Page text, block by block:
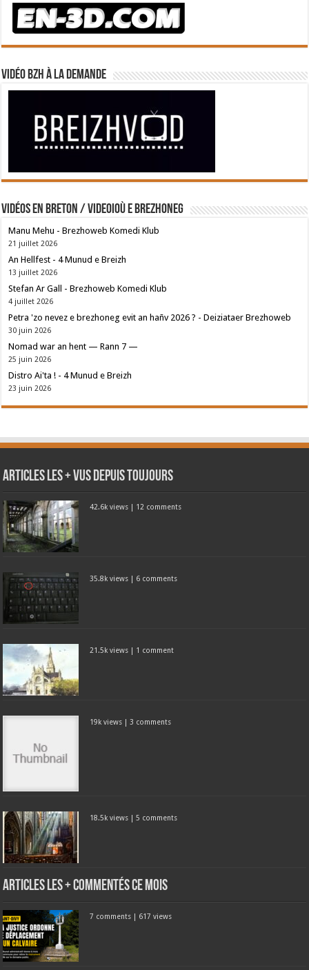
Vidéo BZH à la demande
Vidéos en breton / Videoioù e brezhoneg
Manu Mehu - Brezhoweb Komedi Klub
21 juillet 2026
An Hellfest - 4 Munud e Breizh
13 juillet 2026
Stefan Ar Gall - Brezhoweb Komedi Klub
4 juillet 2026
Petra 'zo nevez e brezhoneg evit an hañv 2026 ? - Deiziataer Brezhoweb
30 juin 2026
Nomad war an hent — Rann 7 —
25 juin 2026
Distro Ai'ta ! - 4 Munud e Breizh
23 juin 2026
Articles les + vus depuis toujours
42.6k views | 12 comments
35.8k views | 6 comments
21.5k views | 1 comment
19k views | 3 comments
18.5k views |5 comments
Articles les + commentés ce mois
7 comments | 617 views